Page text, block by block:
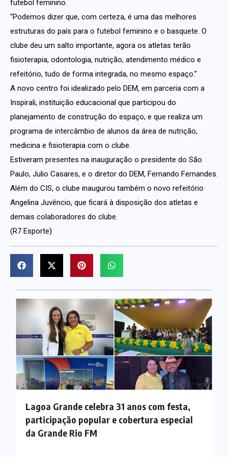
futebol feminino.
“Podemos dizer que, com certeza, é uma das melhores
estruturas do país para o futebol feminino e o basquete. O
clube deu um salto importante, agora os atletas terão
fisioterapia, odontologia, nutrição, atendimento médico e
refeitório, tudo de forma integrada, no mesmo espaço.”
A novo centro foi idealizado pelo DEM, em parceria com a
Inspirali, instituição educacional que participou do
planejamento de construção do espaço, e que realiza um
programa de intercâmbio de alunos da área de nutrição,
medicina e fisioterapia com o clube.
Estiveram presentes na inauguração o presidente do São
Paulo, Julio Casares, e o diretor do DEM, Fernando Fernandes.
Além do CIS, o clube inaugurou também o novo refeitório
Angelina Juvêncio, que ficará à disposição dos atletas e
demais colaboradores do clube.
(R7 Esporte)
Lagoa Grande celebra 31 anos com festa,
participação popular e cobertura especial
da Grande Rio FM